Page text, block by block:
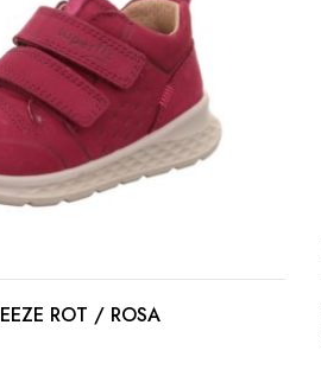
ROT / ROSA